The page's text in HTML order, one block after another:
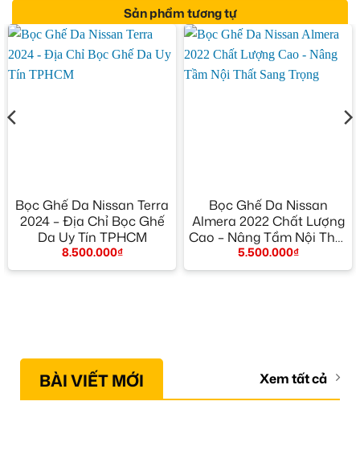
Sản phẩm tương tự
Bọc Ghế Da Nissan Terra
2024 – Địa Chỉ Bọc Ghế
Da Uy Tín TPHCM
8.500.000₫
Bọc Ghế Da Nissan
Almera 2022 Chất Lượng
Cao – Nâng Tầm Nội Thất
Sang Trọng
5.500.000₫
BÀI VIẾT MỚI Xem tất cả